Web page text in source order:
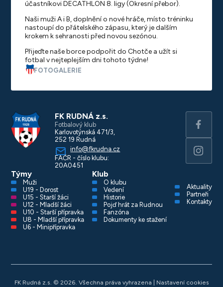
účastníkovi DECATHLON 8. ligy (Okresní přebor).
Naši muži A i B, doplnění o nové hráče, místo tréninku
nastoupí do přátelského zápasu, který je dalším
krokem k sehranosti před novou sezónou.
Přijeďte naše borce podpořit do Chotče a užít si
fotbal v nejteplejším dni tohoto týdne!
FOTOGALERIE
FK RUDNÁ z.s.
Fotbalový klub
Karlovotýnská 471/3,
252 19 Rudná
info@fkrudna.cz
FAČR - číslo klubu:
20A0451
Týmy
Muži
U19 - Dorost
U15 - Starší žáci
U12 - Mladší žáci
U10 - Starší přípravka
U8 - Mladší přípravka
U6 - Minipřípravka
Klub
O klubu
Vedení
Historie
Pojď hrát za Rudnou
Fanzóna
Dokumenty ke stažení
Aktuality
Partneři
Kontakty
FK Rudná z.s. © 2026. Všechna práva vyhrazena | Nastavení cookies